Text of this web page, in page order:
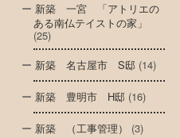
新築 一宮 「アトリエの
ある南仏テイストの家」
(25)
新築 名古屋市 S邸 (14)
新築 豊明市 H邸 (16)
新築 （工事管理） (3)